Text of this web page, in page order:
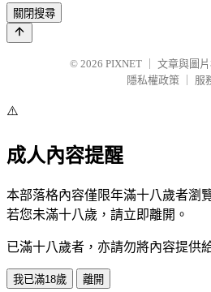
關閉搜尋
© 2026 PIXNET
文章與圖
隱私權政策
服
⚠️
成人內容提醒
本部落格內容僅限年滿十八歲者瀏
若您未滿十八歲，請立即離開。
已滿十八歲者，亦請勿將內容提供
我已滿18歲 離開